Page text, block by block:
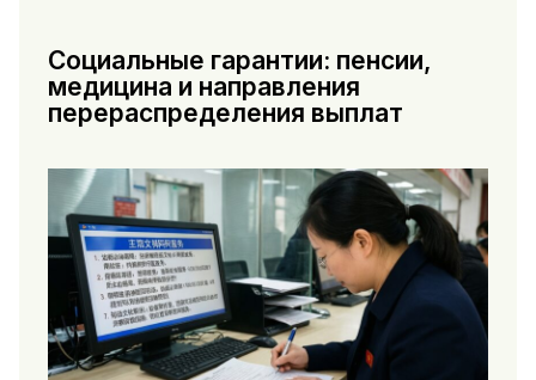
Социальные гарантии: пенсии,
медицина и направления
перераспределения выплат